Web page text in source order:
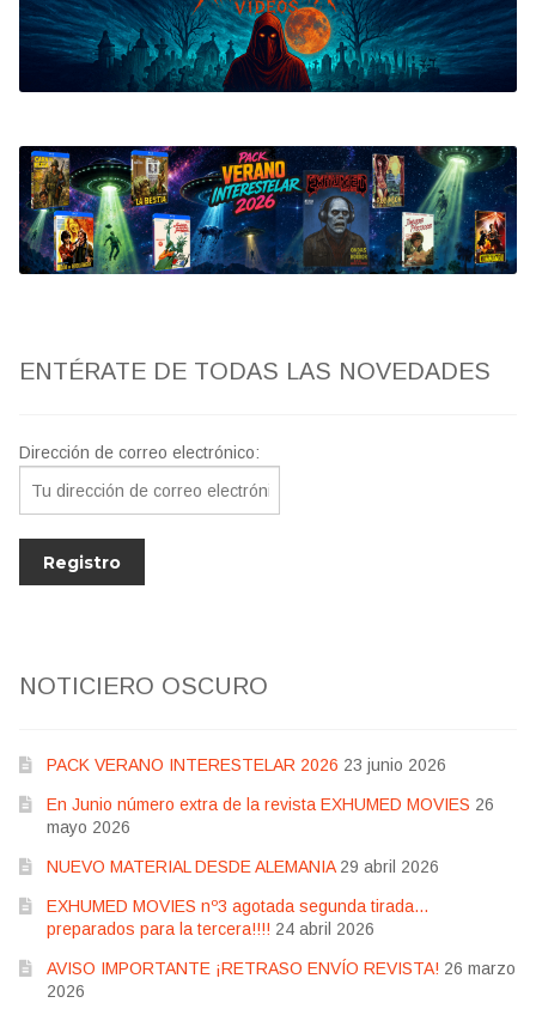
Bluray
Clasificada S
artwork
fantaterror
Jesús Franco
ENTÉRATE DE TODAS LAS NOVEDADES
Dirección de correo electrónico:
NOTICIERO OSCURO
PACK VERANO INTERESTELAR 2026 23 junio 2026
En Junio número extra de la revista EXHUMED MOVIES 26
mayo 2026
NUEVO MATERIAL DESDE ALEMANIA 29 abril 2026
EXHUMED MOVIES nº3 agotada segunda tirada…
preparados para la tercera!!!! 24 abril 2026
AVISO IMPORTANTE ¡RETRASO ENVÍO REVISTA! 26 marzo
2026